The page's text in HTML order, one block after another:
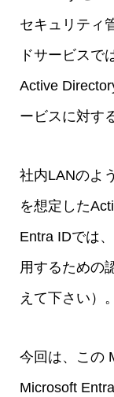
セキュリティ
ドサービスで
Active
ービスに対す
社内LANのよ
を想定した
Entra IDでは
用するための
えて下さい）。
今回は、この
Microsoft